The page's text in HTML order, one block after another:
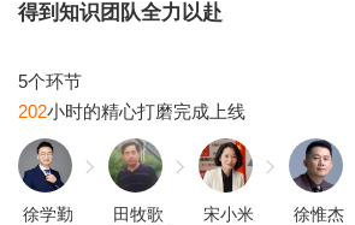
得到知识团队全力以赴
202
徐学勤 田牧歌 宋小米 徐惟杰